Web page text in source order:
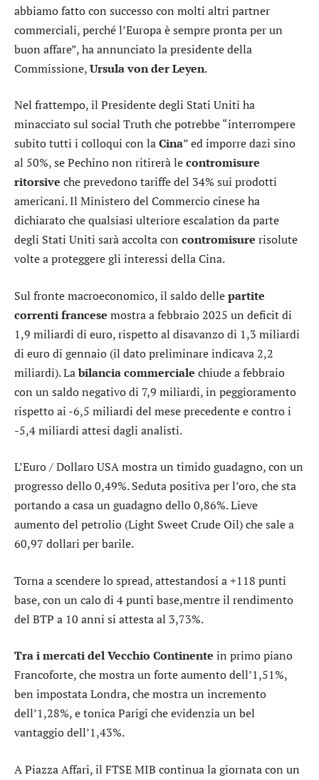
abbiamo fatto con successo con molti altri partner
commerciali, perché l’Europa è sempre pronta per un
buon affare”, ha annunciato la presidente della
Commissione,Ursula von der Leyen.
Nel frattempo, il Presidente degli Stati Uniti ha
minacciato sul social Truth che potrebbe “interrompere
subito tutti i colloqui con laCina” ed imporre dazi sino
al 50%, se Pechino non ritirerà lecontromisure
ritorsive che prevedono tariffe del 34% sui prodotti
americani. Il Ministero del Commercio cinese ha
dichiarato che qualsiasi ulteriore escalation da parte
degli Stati Uniti sarà accolta con contromisure risolute
volte a proteggere gli interessi della Cina.
Sul fronte macroeconomico, il saldo dellepartite
correnti francese mostra a febbraio 2025 un deficit di
1,9 miliardi di euro, rispetto al disavanzo di 1,3 miliardi
di euro di gennaio (il dato preliminare indicava 2,2
miliardi). Labilancia commerciale chiude a febbraio
con un saldo negativo di 7,9 miliardi, in peggioramento
rispetto ai -6,5 miliardi del mese precedente e contro i
-5,4 miliardi attesi dagli analisti.
L’Euro / Dollaro USAmostra un timido guadagno, con un
progresso dello 0,49%. Seduta positiva per l’oro, che sta
portando a casa un guadagno dello 0,86%. Lieve
aumento del petrolio (Light Sweet Crude Oil) che sale a
60,97 dollari per barile.
Torna a scendere lospread, attestandosi a +118 punti
base, con un calo di 4 punti base,mentre il rendimento
del BTP a 10 anni si attesta al 3,73%.
Tra i mercati del Vecchio Continente in primo piano
Francoforte, che mostra un forte aumento dell’1,51%,
ben impostataLondra, che mostra un incremento
dell’1,28%, e tonicaParigi che evidenzia un bel
vantaggio dell’1,43%.
A Piazza Affari, il FTSE MIB continua la giornata con un